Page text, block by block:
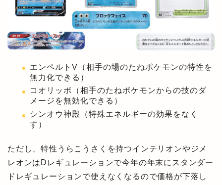
エンペルトV（相手の場のたねポケモンの特性を
無力化できる）
コオリッポ（相手のたねポケモンからの技のダ
メージを無効化できる）
シンオウ神殿（特殊エネルギーの効果をなく
す）
ただし、特性うらこうさくを持つインテリオンやジメ
レオンはDレギュレーションで今年の年末にスタンダー
ドレギュレーションで使えなくなるので価格が下落し